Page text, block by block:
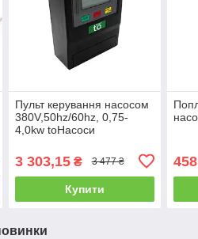
Пульт керування насосом
380V,50hz/60hz, 0,75-
4,0kw toHacocи
3 303,15₴ 3 477 ₴
Купити